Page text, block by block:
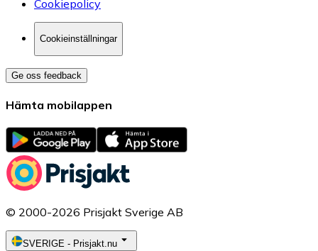
Cookiepolicy
Cookieinställningar
Ge oss feedback
Hämta mobilappen
© 2000-2026 Prisjakt Sverige AB
SVERIGE - Prisjakt.nu